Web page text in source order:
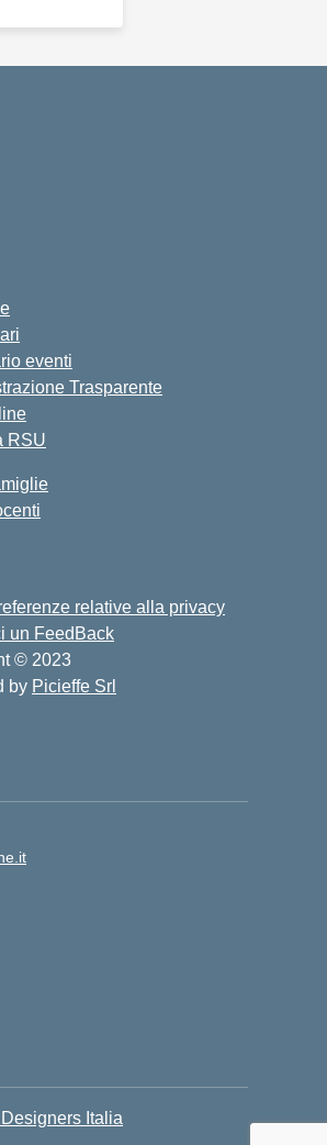
eventi
Trasparente
RSU
relative alla privacy
un FeedBack
© 2023
by Picieffe Srl
Italia